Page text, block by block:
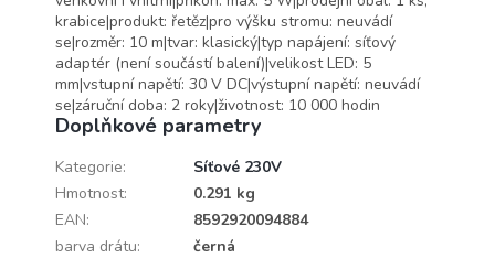
krabice|produkt: řetěz|pro výšku stromu: neuvádí
se|rozměr: 10 m|tvar: klasický|typ napájení: síťový
adaptér (není součástí balení)|velikost LED: 5
mm|vstupní napětí: 30 V DC|výstupní napětí: neuvádí
se|záruční doba: 2 roky|životnost: 10 000 hodin
Doplňkové parametry
Kategorie:
Síťové 230V
Hmotnost:
0.291 kg
EAN:
8592920094884
barva drátu:
černá